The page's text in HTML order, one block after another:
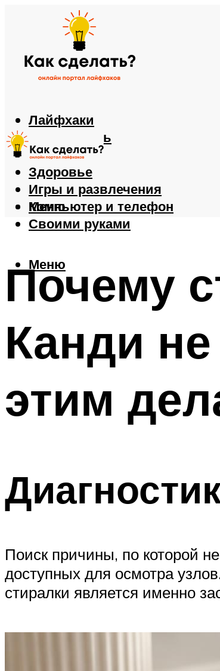
Лайфхаки
Автомобиль
Еда
Здоровье
Игры и развлечения
Компьютер и телефон
Своими руками
Меню
Меню
Почему
Канди
этим
Поиск причины, по которой
доступных для осмотра
стиралки является именно